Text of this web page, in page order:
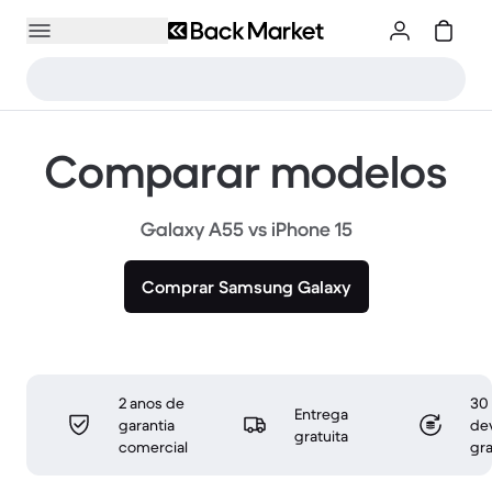
Comparar modelos
Galaxy A55 vs iPhone 15
Comprar Samsung Galaxy
2 anos de
garantia
comercial
Entrega
gratuita
30